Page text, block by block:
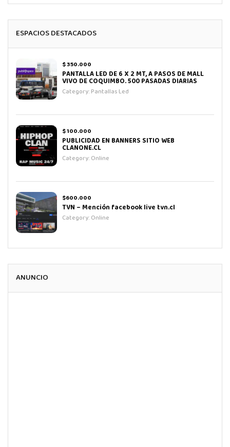
ESPACIOS DESTACADOS
$ 350.000
PANTALLA LED DE 6 X 2 MT, A PASOS DE MALL
VIVO DE COQUIMBO. 500 PASADAS DIARIAS
Category:Pantallas Led
$ 100.000
PUBLICIDAD EN BANNERS SITIO WEB
CLANONE.CL
Category:Online
$600.000
TVN – Mención facebook live tvn.cl
Category:Online
ANUNCIO